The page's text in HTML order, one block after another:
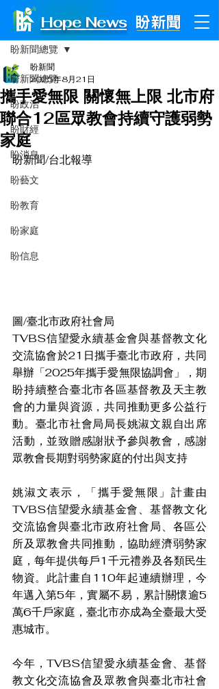
Hope News
文章
盼新聞總覽
盼政治
盼財經
盼消息
盼藝文
盼教育
盼家庭
盼信息
盼新聞總覽
攜手愛無限 關懷無上限 北市府
聯合12區眾教會持續守護弱勢
家庭
盼新聞
2025年8月21日
盼新聞/台北報導
圖/臺北市政府社會局
TVBS信望愛永續基金會與基督教文化
交流協會於21日攜手臺北市政府，共同
舉辦「2025年攜手愛無限協調會」，期
盼持續整合臺北市各區基督教及天主教
會的力量與資源，共同推動更多公益行
動。臺北市社會局局長姚淑文親自出席
活動，並致贈感謝狀予參與教會，感謝
眾教會長期對弱勢家庭的付出與支持
姚淑文表示，「攜手愛無限」計畫由
TVBS信望愛永續基金會、基督教文化
交流協會與臺北市政府社會局、各區公
所及眾教會共同推動，協助經濟弱勢家
庭，每年提供每戶1千元禮券及各類民生
物資。此計畫自110年起連續辦理，今
年邁入第5年，實屬不易，累計關懷逾5
萬6千戶家庭，臺北市亦成為全臺最大受
惠城市。
今年，TVBS信望愛永續基金會、基督
教文化交流協會及眾教會與臺北市社會